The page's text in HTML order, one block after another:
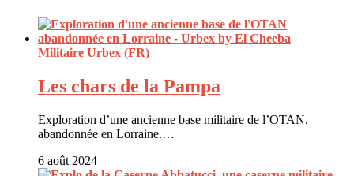
Militaire Urbex (FR)
Les chars de la Pampa
Exploration d’une ancienne base militaire de l’OTAN,
abandonnée en Lorraine.…
6 août 2024